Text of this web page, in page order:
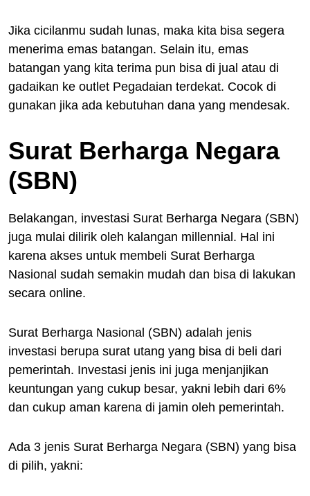
Jika cicilanmu sudah lunas, maka kita bisa segera
menerima emas batangan. Selain itu, emas
batangan yang kita terima pun bisa di jual atau di
gadaikan ke outlet Pegadaian terdekat. Cocok di
gunakan jika ada kebutuhan dana yang mendesak.
Surat Berharga Negara
(SBN)
Belakangan, investasi Surat Berharga Negara (SBN)
juga mulai dilirik oleh kalangan millennial. Hal ini
karena akses untuk membeli Surat Berharga
Nasional sudah semakin mudah dan bisa di lakukan
secara online.
Surat Berharga Nasional (SBN) adalah jenis
investasi berupa surat utang yang bisa di beli dari
pemerintah. Investasi jenis ini juga menjanjikan
keuntungan yang cukup besar, yakni lebih dari 6%
dan cukup aman karena di jamin oleh pemerintah.
Ada 3 jenis Surat Berharga Negara (SBN) yang bisa
di pilih, yakni: